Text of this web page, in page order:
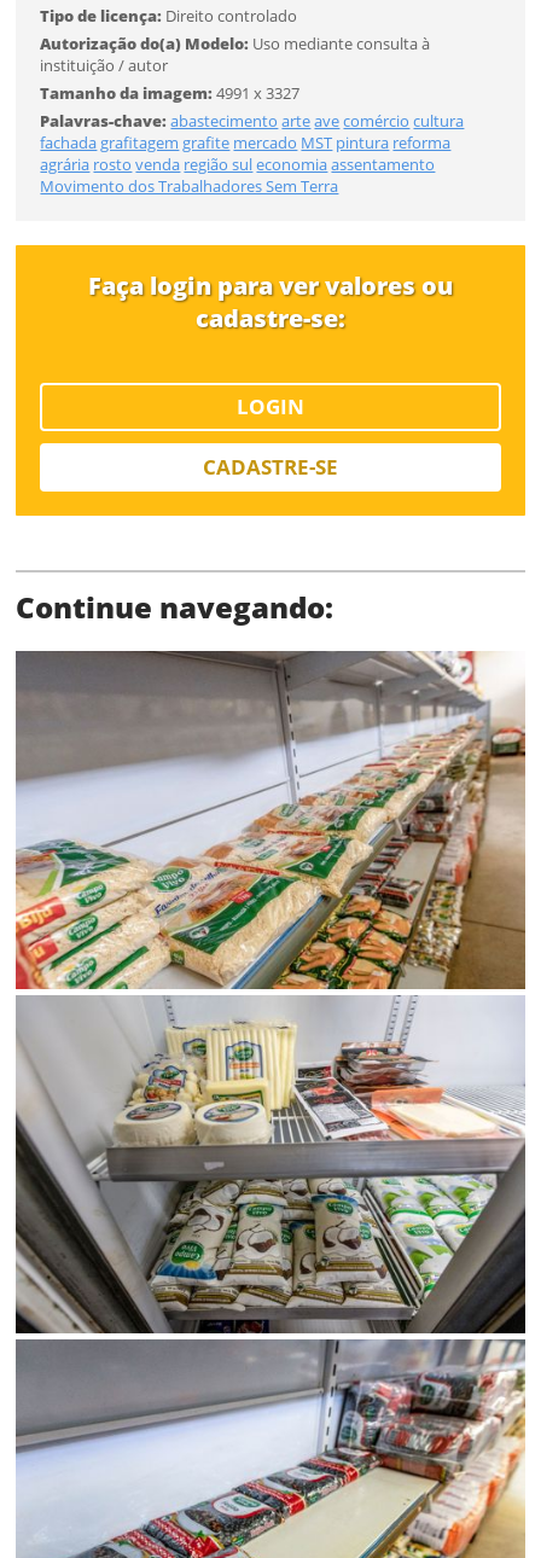
Tipo de licença: Direito controlado
Autorização do(a) Modelo: Uso mediante consulta à
instituição / autor
Tamanho da imagem:4991 x 3327
Palavras-chave:abastecimento arteavecomércio cultura
fachada grafitagem grafite mercado MST pintura reforma
agrária rosto venda região suleconomiaassentamento
Movimento dos Trabalhadores Sem Terra
Faça login para ver valores ou
cadastre-se:
LOGIN
CADASTRE-SE
Continue navegando:
Desejo receber novidades sobre a Pulsar Imagens
Li e concordo com os
CADASTRAR
Limite de download
Status
SALVAR